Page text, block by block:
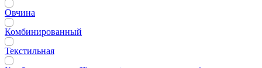
Овчина
Комбинированный
Текстильная